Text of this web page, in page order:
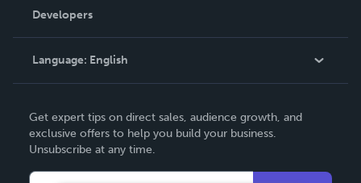
Podcast
Order Lookup
Knowledge Base
Contact Support
Developers
Language: English
Deutsch
Français
Get expert tips on direct sales, audience growth, and
exclusive offers to help you build your business.
Unsubscribe at any time.